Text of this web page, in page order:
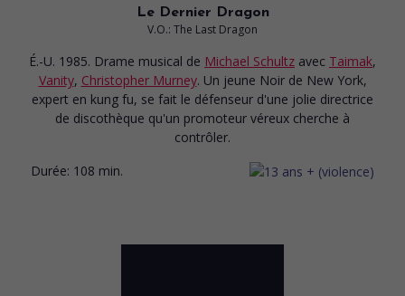
Le Dernier Dragon
V.O.: The Last Dragon
É.-U. 1985. Drame musical de Michael Schultz avec Taimak,
Vanity, Christopher Murney. Un jeune Noir de New York,
expert en kung fu, se fait le défenseur d'une jolie directrice
de discothèque qu'un promoteur véreux cherche à
contrôler.
Durée: 108 min.